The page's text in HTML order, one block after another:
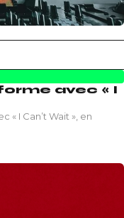
avec « I
« I Can’t Wait », en